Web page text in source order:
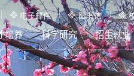
电子邮件 图书馆
培养 科学研究 招生就业